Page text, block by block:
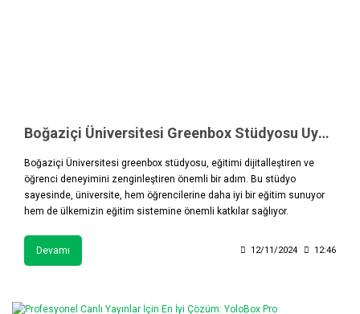
Boğaziçi Üniversitesi Greenbox Stüdyosu Uygulaması: Eğitimde Dijital Dönüşüm
Boğaziçi Üniversitesi greenbox stüdyosu, eğitimi dijitalleştiren ve
öğrenci deneyimini zenginleştiren önemli bir adım. Bu stüdyo
sayesinde, üniversite, hem öğrencilerine daha iyi bir eğitim sunuyor
hem de ülkemizin eğitim sistemine önemli katkılar sağlıyor.
Devamı 12/11/2024 12:46